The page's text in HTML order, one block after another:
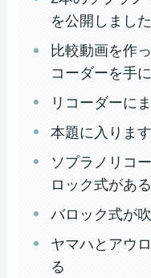
を公開しました
比較動画を作
コーダーを手
リコーダーに
本題に入ります
ソプラノリコ
ロック式があ
バロック式が
ヤマハとアウ
る